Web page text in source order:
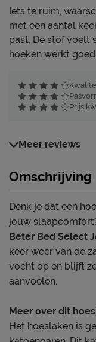
Iets te ruim,
met een aantal
past. De stof voelt
hoeken werkt goed.
Prijs
Meer reviews
Omschrijving
Denk je dat een
jouw
Beter Bed Select
keer weer van de
vocht op en blijft
aanvoelen.
Meer over dit
Het hoeslaken is